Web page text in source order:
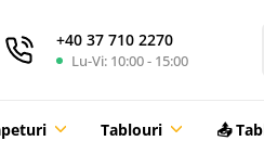
+40 37 710 2270
Lu-Vi: 10:00 - 15:00
Tablouri 📤